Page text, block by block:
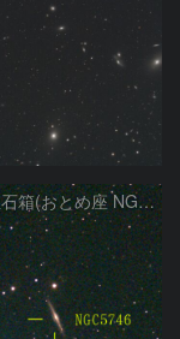
夜空は宝石箱(おとめ座 NGC5746) Seestar50